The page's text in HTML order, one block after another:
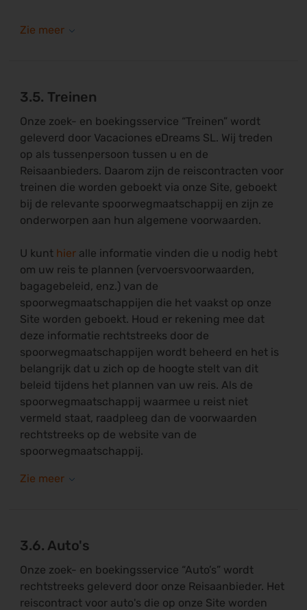
3.5. Treinen
Onze zoek- en boekingsservice “Treinen” wordt
geleverd door Vacaciones eDreams SL. Wij treden
op als tussenpersoon tussen u en de
Reisaanbieders. Daarom zijn de reiscontracten voor
treinen die worden geboekt via onze Site, geboekt
bij de relevante spoorwegmaatschappij en zijn ze
onderworpen aan hun algemene voorwaarden.
U kunt hier alle informatie vinden die u nodig hebt
om uw reis te plannen (vervoersvoorwaarden,
bagagebeleid, enz.) van de
spoorwegmaatschappijen die het vaakst op onze
Site worden geboekt. Houd er rekening mee dat
deze informatie rechtstreeks door de
spoorwegmaatschappijen wordt beheerd en het is
belangrijk dat u zich op de hoogte stelt van dit
beleid tijdens het plannen van uw reis. Als de
spoorwegmaatschappij waarmee u reist niet
vermeld staat, raadpleeg dan de voorwaarden
rechtstreeks op de website van de
spoorwegmaatschappij.
3.6. Auto's
Onze zoek- en boekingsservice “Auto’s” wordt
rechtstreeks geleverd door onze Reisaanbieder. Het
reiscontract voor auto's die op onze Site worden